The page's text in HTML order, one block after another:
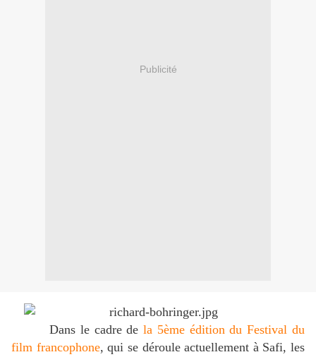
Publicité
Dans le cadre dela 5ème édition du Festival du
film francophone, qui se déroule actuellement à Safi, les